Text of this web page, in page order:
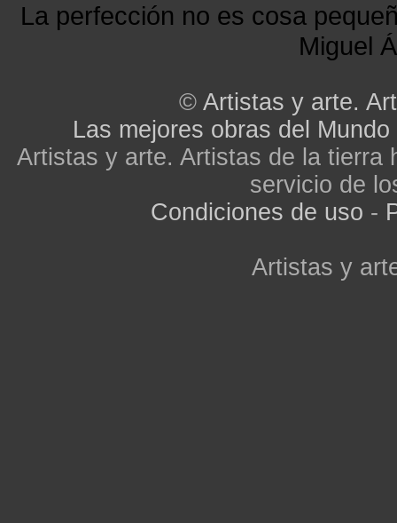
La perfección no es cosa
Miguel
© Artistas y arte.
Las mejores obras del Mundo
Artistas y arte. Artistas de la tierra
servicio de
Condiciones de uso -
Artistas y